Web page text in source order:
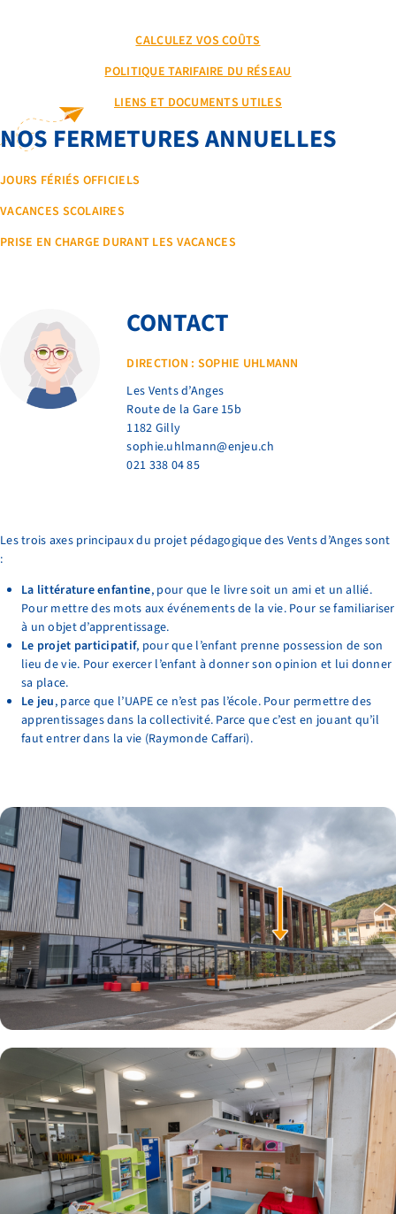
BIBLIOTHÈQUE
CALCULEZ VOS COÛTS
POLITIQUE TARIFAIRE DU RÉSEAU
LIENS ET DOCUMENTS UTILES
NOS FERMETURES ANNUELLES
JOURS FÉRIÉS OFFICIELS
VACANCES SCOLAIRES
PRISE EN CHARGE DURANT LES VACANCES
CONTACT
DIRECTION : SOPHIE UHLMANN
Les Vents d’Anges
Route de la Gare 15b
1182 Gilly
sophie.uhlmann@enjeu.ch
021 338 04 85
Les trois axes principaux du projet pédagogique des Vents d’Anges sont
:
La littérature enfantine, pour que le livre soit un ami et un allié.
Pour mettre des mots aux événements de la vie. Pour se familiariser
à un objet d’apprentissage.
Le projet participatif, pour que l’enfant prenne possession de son
lieu de vie. Pour exercer l’enfant à donner son opinion et lui donner
sa place.
Le jeu, parce que l’UAPE ce n’est pas l’école. Pour permettre des
apprentissages dans la collectivité. Parce que c’est en jouant qu’il
faut entrer dans la vie (Raymonde Caffari).